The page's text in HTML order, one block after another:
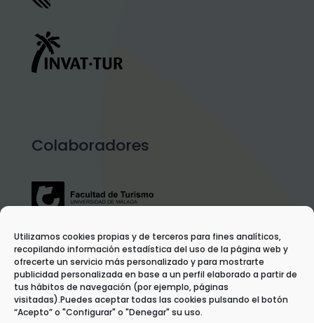
Utilizamos cookies propias y de terceros para fines analíticos,
recopilando información estadística del uso de la página web y
ofrecerte un servicio más personalizado y para mostrarte
publicidad personalizada en base a un perfil elaborado a partir de
tus hábitos de navegación (por ejemplo, páginas
visitadas).Puedes aceptar todas las cookies pulsando el botón
“Acepto” o "Configurar" o "Denegar" su uso.
Colaboradores